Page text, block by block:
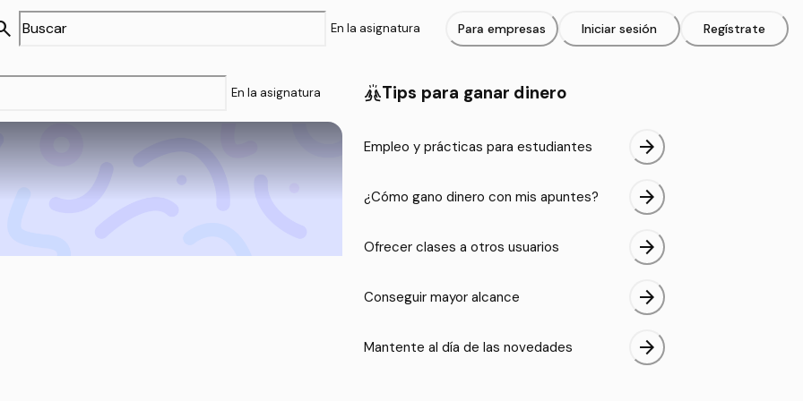
En la asignatura cheerTips para ganar dinero
Empleo y prácticas para estudiantes arrow_forward
¿Cómo gano dinero con mis apuntes? arrow_forward
Ofrecer clases a otros usuarios arrow_forward
Conseguir mayor alcance arrow_forward
Mantente al día de las novedades arrow_forward
En la asignatura Para empresas Iniciar sesión Regístrate